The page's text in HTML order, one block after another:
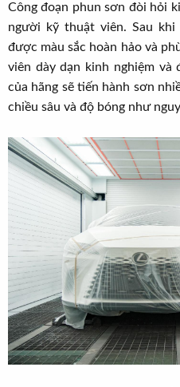
Công đoạn phun sơn đòi hỏi
người kỹ thuật viên. Sau
được màu sắc hoàn hảo và
viên dày dạn kinh nghiệm
của hãng sẽ tiến hành sơn
chiều sâu và độ bóng như